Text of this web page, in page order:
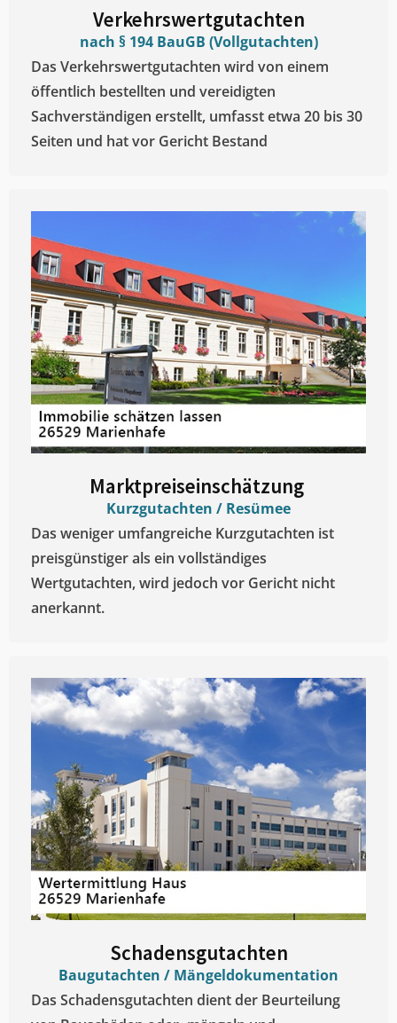
Verkehrswertgutachten
nach § 194 BauGB (Vollgutachten)
Das Verkehrswertgutachten wird von einem
öffentlich bestellten und vereidigten
Sachverständigen erstellt, umfasst etwa 20 bis 30
Seiten und hat vor Gericht Bestand
Marktpreiseinschätzung ​
Kurzgutachten / Resümee
Das weniger umfangreiche Kurzgutachten ist
preisgünstiger als ein vollständiges
Wertgutachten, wird jedoch vor Gericht nicht
anerkannt.
Schadensgutachten
Baugutachten / Mängeldokumentation
Das Schadensgutachten dient der Beurteilung